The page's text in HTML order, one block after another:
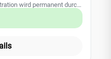
wird permanent durch
gemessen. In einem
optisch (rote